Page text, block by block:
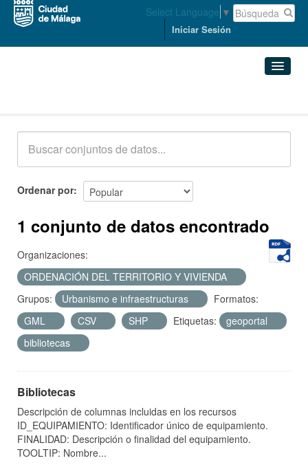
Select Language ▼
Iniciar Sesión
Acerca de
Ordenar por
1 conjunto de datos encontrado
Organizaciones:
ORDENACIÓN DEL TERRITORIO Y VIVIENDA
Grupos:
Urbanismo e infraestructuras
Formatos:
GML
CSV SHP Etiquetas:
geoportal
bibliotecas
Bibliotecas
Descripción de columnas incluidas en los recursos
ID_EQUIPAMIENTO: Identificador único de equipamiento.
FINALIDAD: Descripción o finalidad del equipamiento.
TOOLTIP: Nombre...